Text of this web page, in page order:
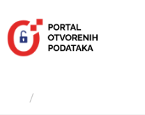
sadržaj